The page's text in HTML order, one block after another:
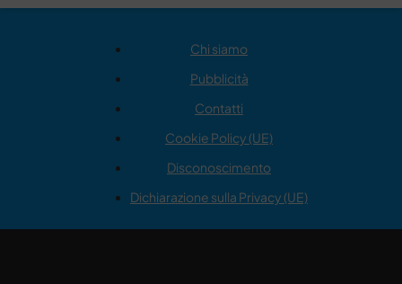
Chi siamo
Pubblicità
Contatti
Cookie Policy (UE)
Disconoscimento
Dichiarazione sulla Privacy (UE)